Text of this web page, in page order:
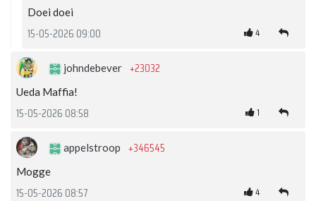
Doei doei
15-05-2026 09:00 4
johndebever +23032
Ueda Maffia!
15-05-2026 08:58 1
appelstroop +346545
Mogge
15-05-2026 08:57 4